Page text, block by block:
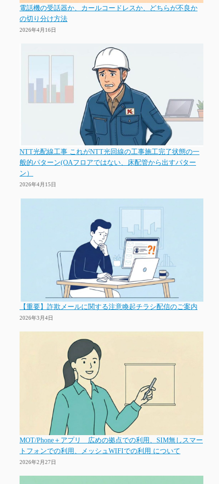
電話機の受話器か、カールコードレスか、どちらが不良か
の切り分け方法
2026年4月16日
NTT光配線工事 これがNTT光回線の工事施工完了状態の一
般的パターン(OAフロアではない、床配管から出すパター
ン）
2026年4月15日
【重要】詐欺メールに関する注意喚起チラシ配信のご案内
2026年3月4日
MOT/Phone＋アプリ 広めの拠点での利用、SIM無しスマー
トフォンでの利用、メッシュWIFIでの利用 について
2026年2月27日